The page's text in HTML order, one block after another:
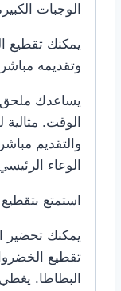
الوجبات
يمكنك تقطيع
وتقديمه
يساعدك
الوقت.
والتقديم
الوعاء
استمتع
يمكنك تحضير
تقطيع
البطاطا.